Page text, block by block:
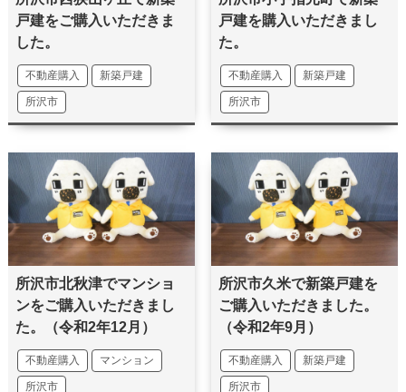
戸建をご購入いただきま
した。
不動産購入 新築戸建
所沢市
戸建を購入いただきまし
た。
不動産購入 新築戸建
所沢市
所沢市北秋津でマンショ
ンをご購入いただきまし
た。（令和2年12月）
不動産購入 マンション
所沢市
所沢市久米で新築戸建を
ご購入いただきました。
（令和2年9月）
不動産購入 新築戸建
所沢市